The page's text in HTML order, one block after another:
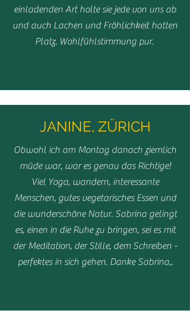
einladenden Art holte sie jede von uns ab
und auch Lachen und Fröhlichkeit hatten
Platz. Wohlfühlstimmung pur.
JANINE, ZÜRICH
Obwohl ich am Montag danach ziemlich
müde war, war es genau das Richtige!
Viel Yoga, wandern, interessante
Menschen, gutes vegetarisches Essen und
die wunderschöne Natur. Sabrina gelingt
es, einen in die Ruhe zu bringen, sei es mit
der Meditation, der Stille, dem Schreiben -
perfektes in sich gehen. Danke Sabrina,.